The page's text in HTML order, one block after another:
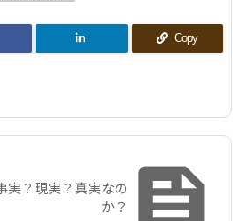
Copy

実？現実？真実なの
か？